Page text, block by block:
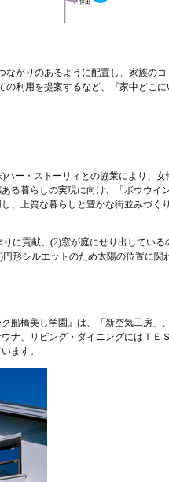
がりのあるように配置し、家族のコ
利用を提案するなど、『家中どこに
ハー・ストーリィとの協業により、女
る暮らしの実現に向け、「ボウウイ
、上質な暮らしと豊かな街並みづく
に貢献、(2)窓が庭にせり出している
形シルエットのため太陽の位置に関
船橋美し学園』は、「新空気工房」
ナ、リビング・ダイニングにはＴＥ
ます。